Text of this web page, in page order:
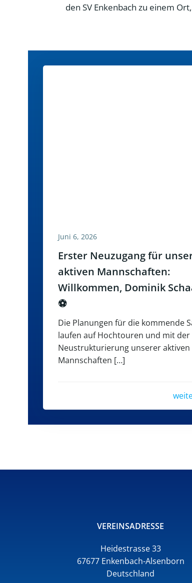
den SV Enkenbach zu einem
Juni 6, 2026
Erster Neuzugang für
aktiven Mannschaften:
Willkommen, Dominik
⚽
Die Planungen für die kommende
laufen auf Hochtouren und mit der
Neustrukturierung unserer aktiven
Mannschaften […]
VEREINSADRESSE
Heidestrasse 33
67677 Enkenbach-Alsenborn
Deutschland